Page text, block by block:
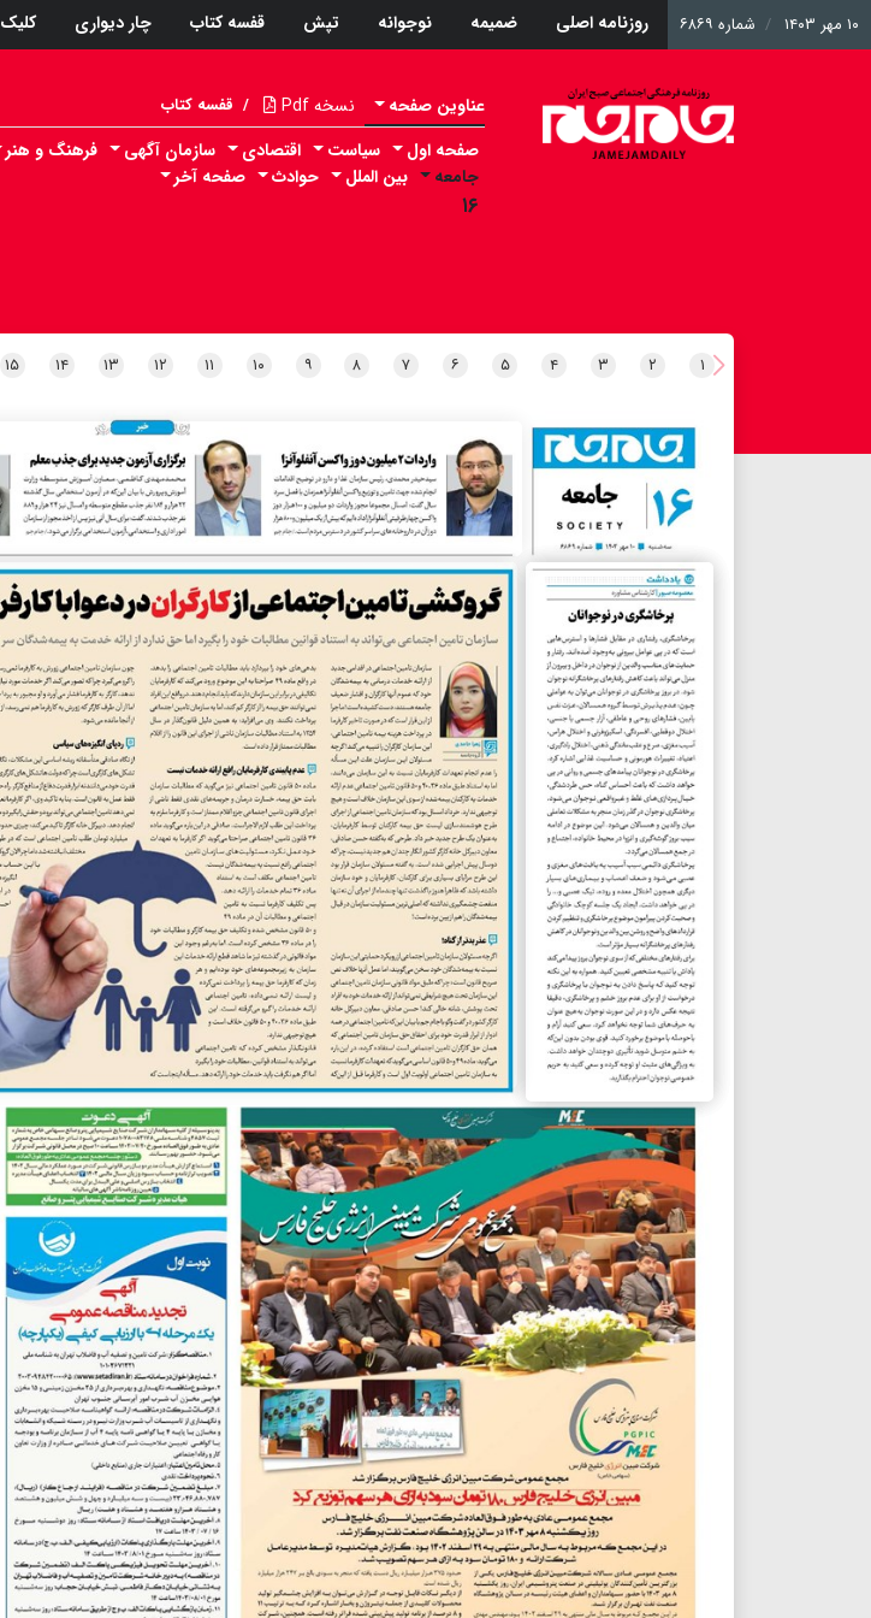
۱۰ مهر ۱۴۰۳ شماره ۶۸۶۹ روزنامه اصلی ضمیمه نوجوانه تپش قفسه کتاب چار دیواری کلیک
عناوین صفحه نسخه Pdf / قفسه کتاب
صفحه اول سیاست اقتصادی سازمان آگهی فرهنگ و هنر
جامعه
۱۶
بین الملل حوادث صفحه آخر
۱ ۲ ۳ ۴ ۵ ۶ ۷ ۸ ۹ ۱۰ ۱۱ ۱۲ ۱۳ ۱۴ ۱۵